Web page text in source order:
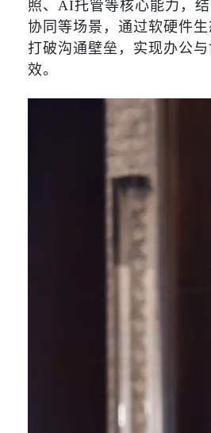
照、AI托管等核心能力，
协同等场景，通过软硬件
打破沟通壁垒，实现办公
效。